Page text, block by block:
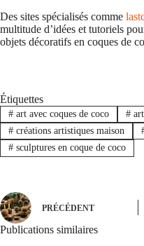
Des sites spécialisés comme
multitude d’idées et tutoriels
objets décoratifs en coques de
Étiquettes
#art avec coques de coco #art
#créations artistiques maison
#sculptures en coque de coco
PRÉCÉDENT
Publications similaires